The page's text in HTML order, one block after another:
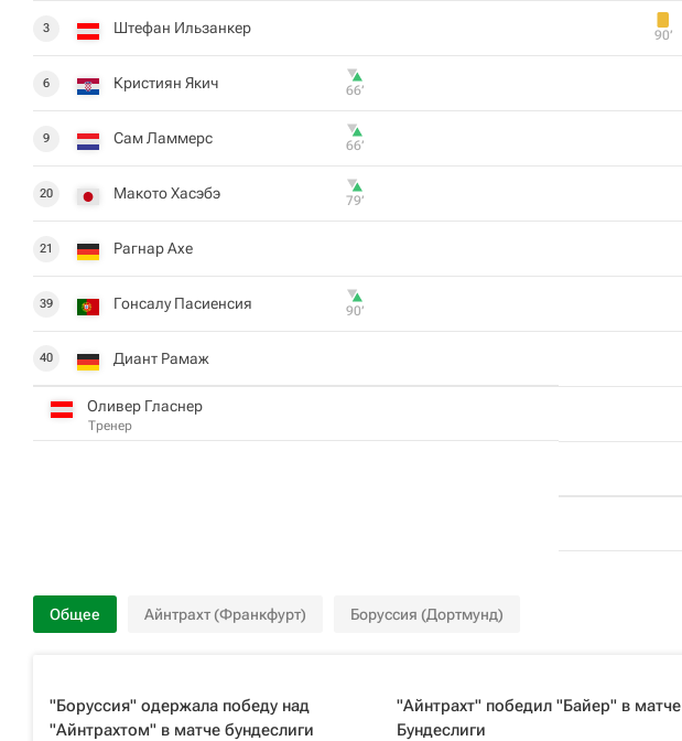
3 Штефан Ильзанкер
6 Кристиян Якич 66‎’‎
9 Сам Ламмерс 66‎’‎
20 Макото Хасэбэ 79‎’‎
21 Рагнар Ахе
39 Гонсалу Пасиенсия 90‎’‎
40 Диант Рамаж
Оливер Гласнер
Тренер
90‎’‎
Общее Айнтрахт (Франкфурт) Боруссия (Дортмунд)
"Боруссия" одержала победу над
"Айнтрахтом" в матче бундеслиги
"Айнтрахт" победил "Байер" в матче
Бундеслиги